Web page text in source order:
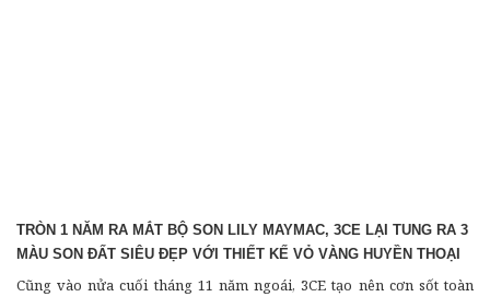
TRÒN 1 NĂM RA MẮT BỘ SON LILY MAYMAC, 3CE LẠI TUNG RA 3
MÀU SON ĐẤT SIÊU ĐẸP VỚI THIẾT KẾ VỎ VÀNG HUYỀN THOẠI
Cũng vào nửa cuối tháng 11 năm ngoái, 3CE tạo nên cơn sốt toàn